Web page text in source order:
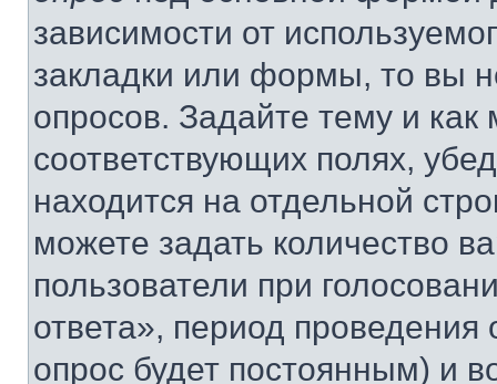
зависимости от
закладки или формы, то вы
опросов. Задайте тему и
соответствующих полях,
находится на отдельной
можете задать количество
пользователи при
ответа», период проведения
опрос будет постоянным) и